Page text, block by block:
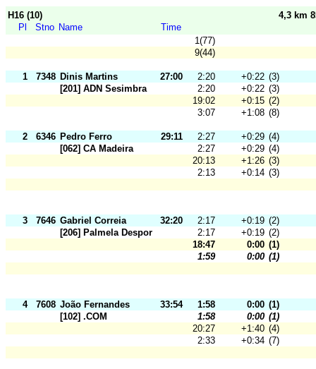
H16 (10)
4,3 km
Pl
Stno Name
Time
1(77)
9(44)
1 7348 Dinis Martins 27:00 2:20 +0:22 (3)
[201] ADN Sesimbra
2:20 +0:22 (3)
19:02
+0:15 (2)
3:07
+1:08 (8)
2 6346 Pedro Ferro 29:11 2:27 +0:29 (4)
[062] CA Madeira
2:27 +0:29 (4)
20:13
+1:26 (3)
2:13
+0:14 (3)
3 7646 Gabriel Correia 32:20 2:17 +0:19 (2)
[206] Palmela Desporto
2:17 +0:19 (2)
18:47
0:00 (1)
1:59
0:00 (1)
4 7608 João Fernandes 33:54 1:58 0:00 (1)
[102] .COM
1:58 0:00 (1)
20:27
+1:40 (4)
2:33
+0:34 (7)